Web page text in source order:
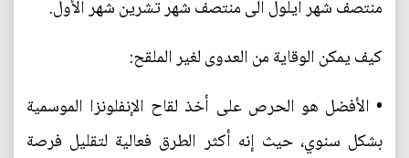
منتصف شهر أيلول الى منتصف شهر تشرين شهر الأول.
كيف يمكن الوقاية من العدوى لغير الملقح:
• الأفضل هو الحرص على أخذ لقاح الإنفلونزا الموسمية
بشكل سنوي، حيث إنه أكثر الطرق فعالية لتقليل فرصة